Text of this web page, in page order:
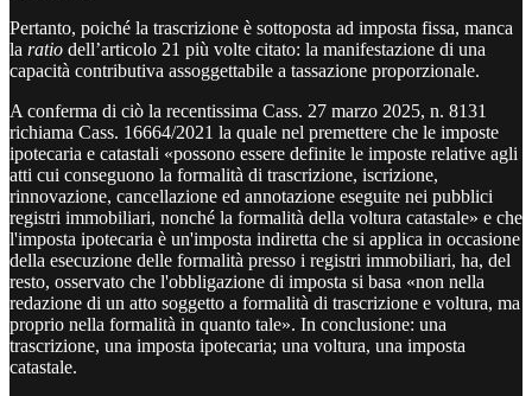
Pertanto, poiché la trascrizione è sottoposta ad imposta fissa, manca
la ratio dell’articolo 21 più volte citato: la manifestazione di una
capacità contributiva assoggettabile a tassazione proporzionale.
A conferma di ciò la recentissima Cass. 27 marzo 2025, n. 8131
richiama Cass. 16664/2021 la quale nel premettere che le imposte
ipotecaria e catastali «possono essere definite le imposte relative agli
atti cui conseguono la formalità di trascrizione, iscrizione,
rinnovazione, cancellazione ed annotazione eseguite nei pubblici
registri immobiliari, nonché la formalità della voltura catastale» e che
l'imposta ipotecaria è un'imposta indiretta che si applica in occasione
della esecuzione delle formalità presso i registri immobiliari, ha, del
resto, osservato che l'obbligazione di imposta si basa «non nella
redazione di un atto soggetto a formalità di trascrizione e voltura, ma
proprio nella formalità in quanto tale». In conclusione: una
trascrizione, una imposta ipotecaria; una voltura, una imposta
catastale.